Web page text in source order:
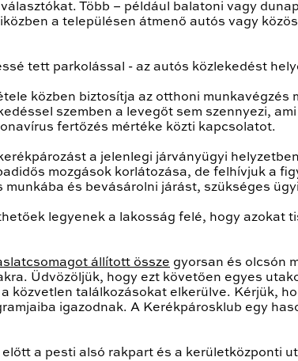
Több – például balatoni vagy
a településen átmenő autós vagy
tett parkolással - az autós közlekedést
közben biztosítja az otthoni munkavégzés
szemben a levegőt sem szennyezi,
fertőzés mértéke közti kapcsolatot.
a jelenlegi járványügyi
mozgások korlátozása, de felhívjuk a
és bevásárolni járást, szükséges
legyenek a lakosság felé, hogy azokat
állított össze gyorsan és olcsón
Üdvözöljük, hogy ezt követően egyes
közvetlen találkozásokat elkerülve. Kérjük,
igazodnak. A Kerékpárosklub egy
a pesti alsó rakpart és a kerületközponti